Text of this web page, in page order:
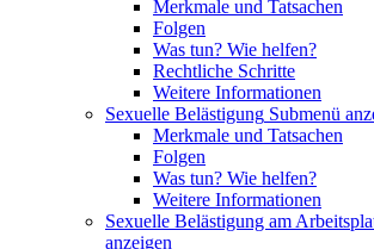
Merkmale und Tatsachen
Folgen
Was tun? Wie helfen?
Rechtliche Schritte
Weitere Informationen
Sexuelle Belästigung Submenü
Merkmale und Tatsachen
Folgen
Was tun? Wie helfen?
Weitere Informationen
Sexuelle Belästigung am
anzeigen